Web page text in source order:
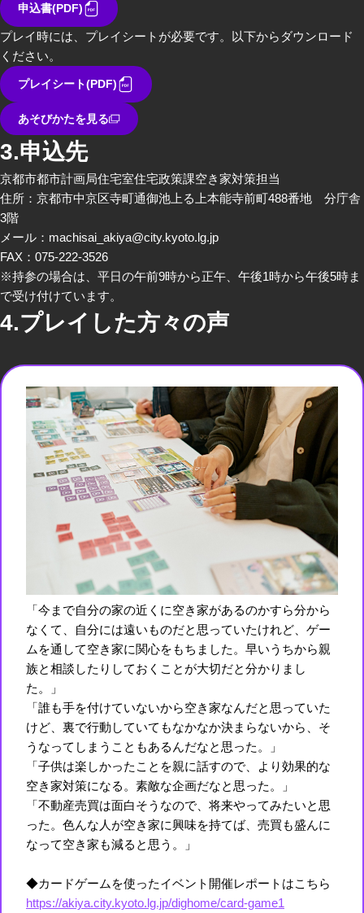
申込書(PDF)
プレイ時には、プレイシートが必要です。以下からダウンロード
ください。
プレイシート(PDF)
あそびかたを見る
3.申込先
京都市都市計画局住宅室住宅政策課空き家対策担当
住所：京都市中京区寺町通御池上る上本能寺前町488番地 分庁舎
3階
メール： machisai_akiya@city.kyoto.lg.jp
FAX：075-222-3526
※持参の場合は、平日の午前9時から正午、午後1時から午後5時ま
で受け付けています。
4.プレイした方々の声
「今まで自分の家の近くに空き家があるのかすら分から
なくて、自分には遠いものだと思っていたけれど、ゲー
ムを通して空き家に関心をもちました。早いうちから親
族と相談したりしておくことが大切だと分かりまし
た。」
「誰も手を付けていないから空き家なんだと思っていた
けど、裏で行動していてもなかなか決まらないから、そ
うなってしまうこともあるんだなと思った。」
「子供は楽しかったことを親に話すので、より効果的な
空き家対策になる。素敵な企画だなと思った。」
「不動産売買は面白そうなので、将来やってみたいと思
った。色んな人が空き家に興味を持てば、売買も盛んに
なって空き家も減ると思う。」
◆カードゲームを使ったイベント開催レポートはこちら
https://akiya.city.kyoto.lg.jp/dighome/card-game1